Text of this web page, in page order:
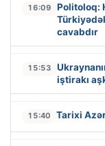
16:09
Politoloq:
cavabdır
15:53
iştirakı
15:40 Tarixi